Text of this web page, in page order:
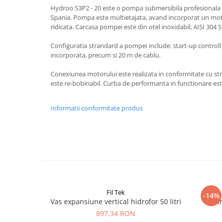
Hydroo S3P2 - 20 este o pompa submersibila
Spania. Pompa este multietajata, avand incorporat un
ridicata. Carcasa pompei este din otel inoxidabil, AISI
Configuratia strandard a pompei include: start-up controll
incorporata, precum si 20 m de cablu.
Conexiunea motorului este realizata in conformitate cu
este re-bobinabil. Curba de performanta in functionare
Informatii conformitate produs
Fil Tek
Vas expansiune vertical hidrofor 50 litri
897,34 RON
-14%